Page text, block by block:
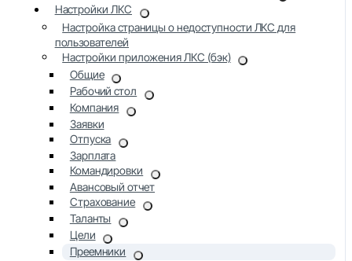
Настройки ЛКС
Настройка страницы о недоступности ЛКС для
пользователей
Настройки приложения ЛКС (бэк)
Общие
Рабочий стол
Компания
Заявки
Отпуска
Зарплата
Командировки
Авансовый отчет
Страхование
Таланты
Цели
Преемники